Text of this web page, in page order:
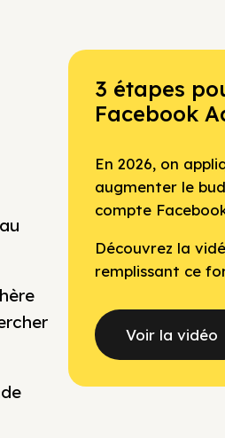
3 étapes
Facebook
En 2026, on
augmenter le
compte
Découvrez la
remplissant ce
Voir la vidéo